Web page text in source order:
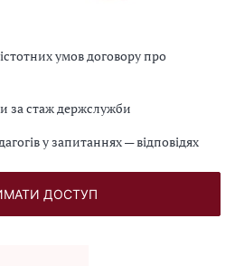
умов договору про
за стаж держслужби
у запитаннях — відповідях
ДОСТУП